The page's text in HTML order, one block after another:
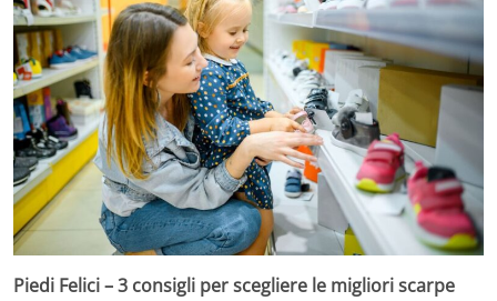
Piedi Felici – 3 consigli per scegliere le migliori scarpe